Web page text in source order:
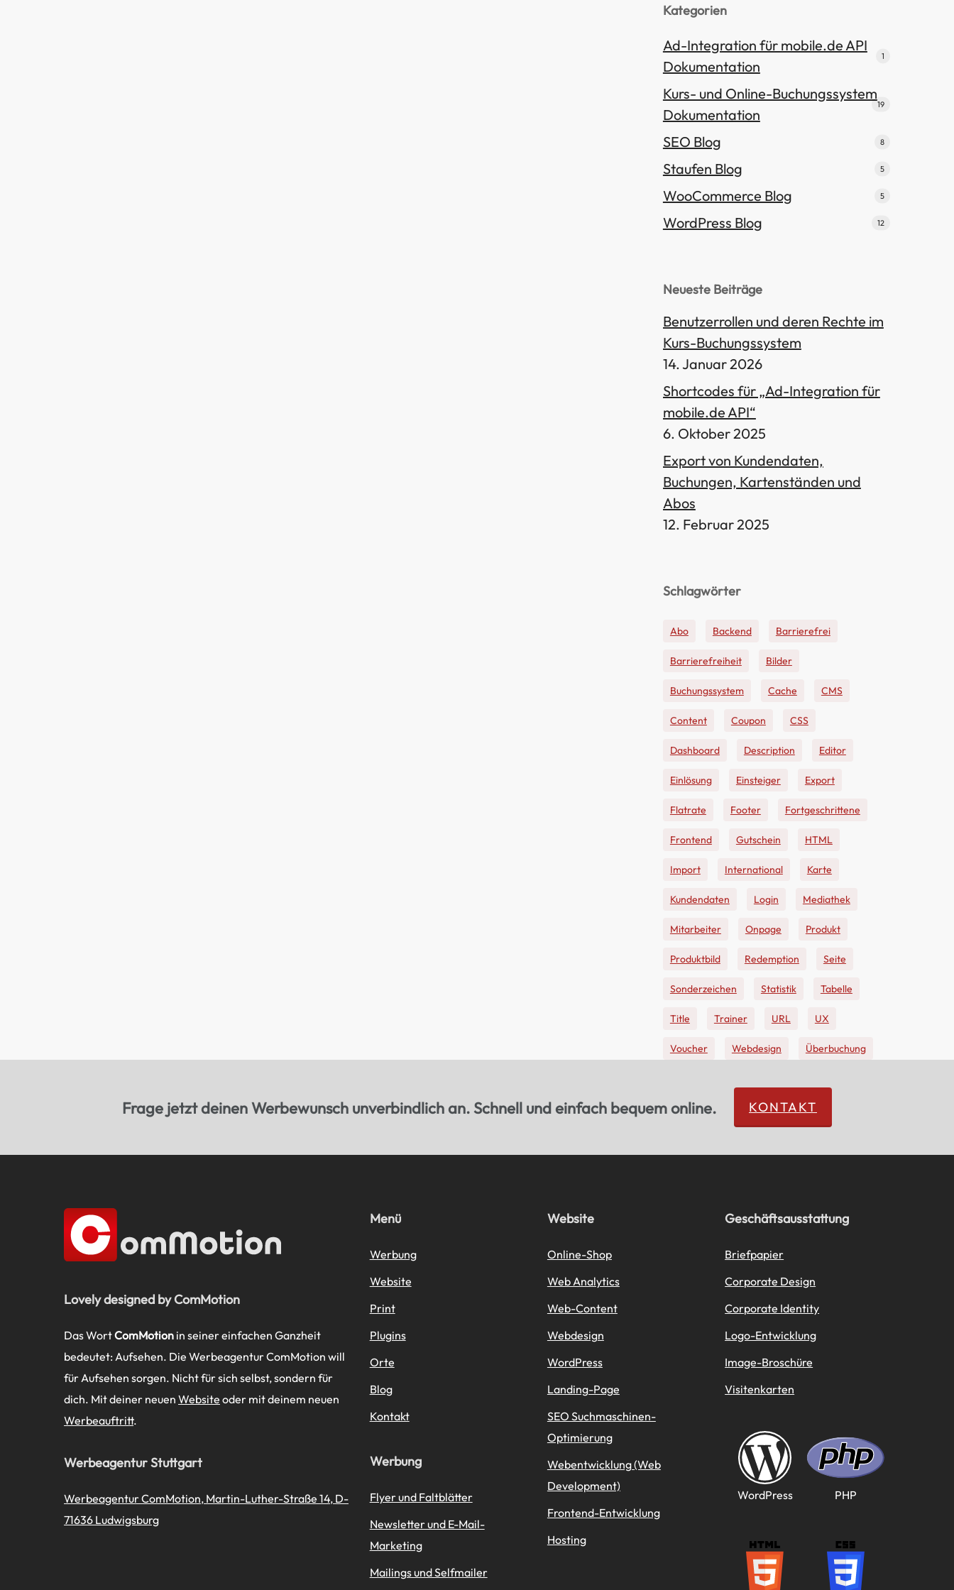
Kategorien
Ad-Integration für mobile.de API
Dokumentation
1
Kurs- und Online-Buchungssystem
Dokumentation
19
SEO Blog 8
Staufen Blog 5
WooCommerce Blog 5
WordPress Blog 12
Neueste Beiträge
Benutzerrollen und deren Rechte im
Kurs-Buchungssystem
14. Januar 2026
Shortcodes für „Ad-Integration für
mobile.de API“
6. Oktober 2025
Export von Kundendaten,
Buchungen, Kartenständen und
Abos
12. Februar 2025
Schlagwörter
Abo Backend Barrierefrei
Barrierefreiheit Bilder
Buchungssystem Cache CMS
Content Coupon CSS
Dashboard Description Editor
Einlösung Einsteiger Export
Flatrate Footer Fortgeschrittene
Frontend Gutschein HTML
Import International Karte
Kundendaten Login Mediathek
Mitarbeiter Onpage Produkt
Produktbild Redemption Seite
Sonderzeichen Statistik Tabelle
Title Trainer URL UX
Voucher Webdesign Überbuchung
Frage jetzt deinen Werbewunsch unverbindlich an. Schnell und einfach bequem online. KONTAKT
Lovely designed by ComMotion
Das WortComMotion in seiner einfachen Ganzheit
bedeutet: Aufsehen. Die Werbeagentur ComMotion will
für Aufsehen sorgen. Nicht für sich selbst, sondern für
dich. Mit deiner neuen Website oder mit deinem neuen
Werbeauftritt.
Werbeagentur Stuttgart
Werbeagentur ComMotion, Martin-Luther-Straße 14, D-
71636 Ludwigsburg
Menü
Werbung
Website
Print
Plugins
Orte
Blog
Kontakt
Werbung
Flyer und Faltblätter
Newsletter und E-Mail-
Marketing
Mailings und Selfmailer
Website
Online-Shop
Web Analytics
Web-Content
Webdesign
WordPress
Landing-Page
SEO Suchmaschinen-
Optimierung
Webentwicklung (Web
Development)
Frontend-Entwicklung
Hosting
Geschäftsausstattung
Briefpapier
Corporate Design
Corporate Identity
Logo-Entwicklung
Image-Broschüre
Visitenkarten
WordPress PHP